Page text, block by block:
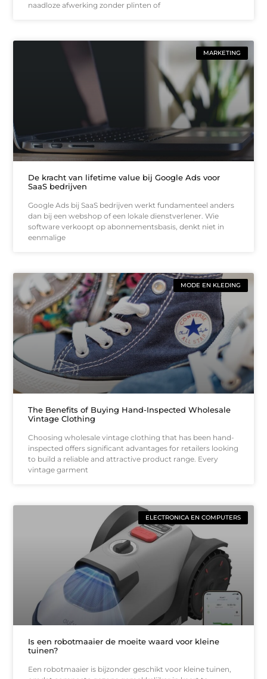
naadloze afwerking zonder plinten of
MARKETING
De kracht van lifetime value bij Google Ads voor
SaaS bedrijven
Google Ads bij SaaS bedrijven werkt fundamenteel anders
dan bij een webshop of een lokale dienstverlener. Wie
software verkoopt op abonnementsbasis, denkt niet in
eenmalige
MODE EN KLEDING
The Benefits of Buying Hand-Inspected Wholesale
Vintage Clothing
Choosing wholesale vintage clothing that has been hand-
inspected offers significant advantages for retailers looking
to build a reliable and attractive product range. Every
vintage garment
ELECTRONICA EN COMPUTERS
Is een robotmaaier de moeite waard voor kleine
tuinen?
Een robotmaaier is bijzonder geschikt voor kleine tuinen,